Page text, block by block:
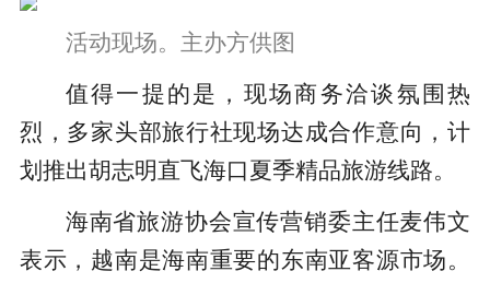
活动现场。主办方供图
值得一提的是，现场商务洽谈氛围热
烈，多家头部旅行社现场达成合作意向，计
划推出胡志明直飞海口夏季精品旅游线路。
海南省旅游协会宣传营销委主任麦伟文
表示，越南是海南重要的东南亚客源市场。